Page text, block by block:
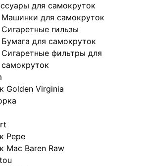
для самокруток
Машинки для самокруток
Сигаретные гильзы
Бумага для самокруток
Сигаретные фильтры для
самокруток
Golden Virginia
Pepe
Mac Baren Raw